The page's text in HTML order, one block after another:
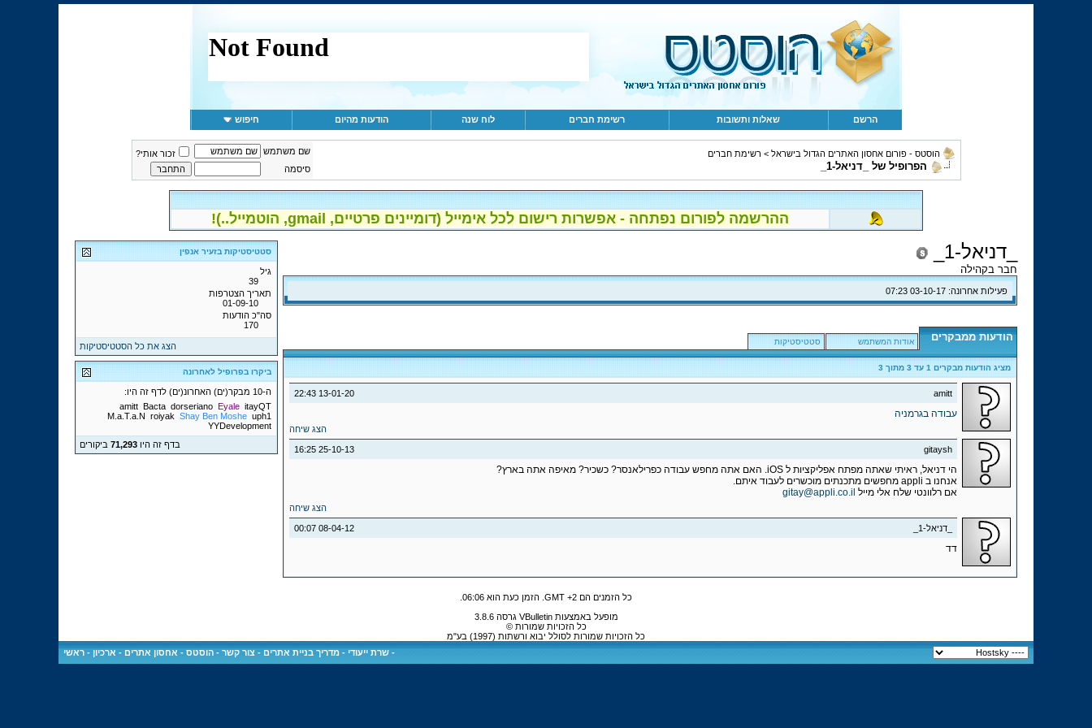
הרשם שאלות ותשובות רשימת חברים לוח שנה הודעות מהיום חיפוש
הוסטס - פורום אחסון האתרים הגדול בישראל > רשימת חברים
הפרופיל של _דניאל-1_
שם משתמש
זכור אותי?
סיסמה
ההרשמה לפורום נפתחה - אפשרות רישום לכל אימייל (דומיינים פרטיים, gmail, הוטמייל..)!
_דניאל-1_
חבר בקהילה
פעילות אחרונה: 07:23
הודעות ממבקרים אודות המשתמש סטטיסטיקות
מציג הודעות מבקרים 1 עד 3מתוך 3
13-01-20
22:43 amitt
עבודה בגרמניה
הצג שיחה
25-10-13
16:25 gitaysh
הי דניאל, ראיתי שאתה מפתח אפליקציות ל iOS. האם אתה מחפש עבודה כפרילאנסר? כשכיר? מאיפה אתה בארץ?
אנחנו ב appli מחפשים מתכנתים מוכשרים לעבוד איתם.
אם רלוונטי שלח אלי מייל gitay@appli.co.il
הצג שיחה
08-04-12
00:07 _דניאל-1_
דד
סטטיסטיקות בזעיר אנפין
גיל
39
תאריך הצטרפות
01-09-10
סה"כ הודעות
170
הצג את כל הסטטיסטיקות
ביקרו בפרופיל לאחרונה
ה-10 מבקר(ים) האחרונ(ים) לדף זה היו:
amitt Bacta dorseriano Eyale itayQT
M.a.T.a.N roiyak Shay Ben Moshe uph1
YYDevelopment
בדף זה היו71,293 ביקורים
כל הזמנים הם GMT +2. הזמן כעת הוא 06:06
מופעל באמצעות VBulletin גרסה 3.8.6
כל הזכויות שמורות ©
כל הזכויות שמורות לסולל יבוא ורשתות (1997) בע"מ
- שרת ייעודי - מדריך בניית אתרים - צור קשר - הוסטס - אחסון אתרים - ארכיון - ראשי